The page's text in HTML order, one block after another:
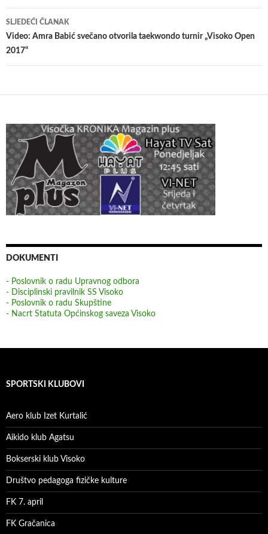
SLJEDEĆI ČLANAK
Video: Amra Babić svečano otvorila taekwondo turnir „Visoko Open
2017“
DOKUMENTI
- Poslovnik o radu Upravnog odbora
- Disciplinski pravilnik SS Visoko
- Poslovnik o radu Skupštine
- Nacrt Statuta Općinskog saveza Visoko
SPORTSKI KLUBOVI
Aero klub Izet Kurtalić
Aikido klub Agatsu
Bokserski klub Visoko
Društvo pedagoga fizičke kulture
FK 7. april
FK Gračanica